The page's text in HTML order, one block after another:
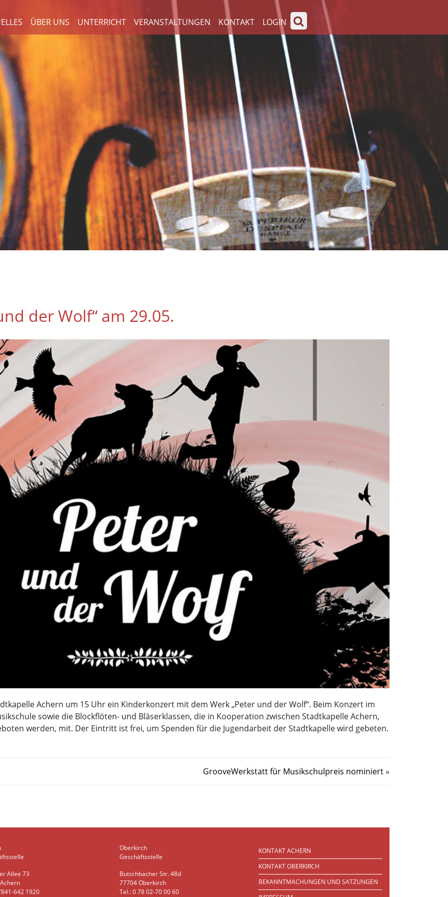
ÜBER UNS UNTERRICHT VERANSTALTUNGEN KONTAKT LOGIN
der Wolf“ am 29.05.
Achern um 15 Uhr ein Kinderkonzert mit dem Werk „Peter und der Wolf“. Beim Konzert im
sowie die Blockflöten- und Bläserklassen, die in Kooperation zwischen Stadtkapelle Achern,
werden, mit. Der Eintritt ist frei, um Spenden für die Jugendarbeit der Stadtkapelle wird gebeten.
GrooveWerkstatt für Musikschulpreis nominiert»
Allee 73
642 1920
Oberkirch
Geschäftsstelle
Butschbacher Str. 48d
77704 Oberkirch
Tel.: 0 78 02-70 00 60
KONTAKT ACHERN
KONTAKT OBERKIRCH
BEKANNTMACHUNGEN UND SATZUNGEN